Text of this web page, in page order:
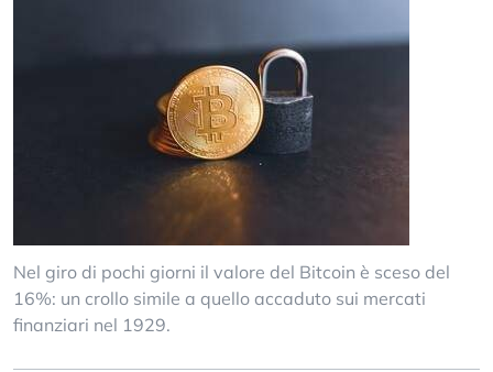
Nel giro di pochi giorni il valore del Bitcoin è sceso del
16%: un crollo simile a quello accaduto sui mercati
finanziari nel 1929.